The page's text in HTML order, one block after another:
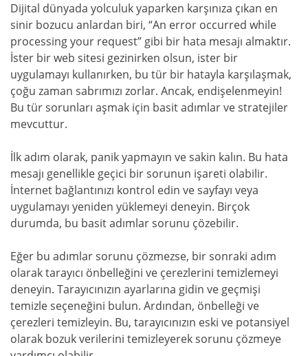
Dijital dünyada yolculuk yaparken karşınıza çıkan en
sinir bozucu anlardan biri, “An error occurred while
processing your request” gibi bir hata mesajı almaktır.
İster bir web sitesi gezinirken olsun, ister bir
uygulamayı kullanırken, bu tür bir hatayla karşılaşmak,
çoğu zaman sabrımızı zorlar. Ancak, endişelenmeyin!
Bu tür sorunları aşmak için basit adımlar ve stratejiler
mevcuttur.
İlk adım olarak, panik yapmayın ve sakin kalın. Bu hata
mesajı genellikle geçici bir sorunun işareti olabilir.
İnternet bağlantınızı kontrol edin ve sayfayı veya
uygulamayı yeniden yüklemeyi deneyin. Birçok
durumda, bu basit adımlar sorunu çözebilir.
Eğer bu adımlar sorunu çözmezse, bir sonraki adım
olarak tarayıcı önbelleğini ve çerezlerini temizlemeyi
deneyin. Tarayıcınızın ayarlarına gidin ve geçmişi
temizle seçeneğini bulun. Ardından, önbelleği ve
çerezleri temizleyin. Bu, tarayıcınızın eski ve potansiyel
olarak bozuk verilerini temizleyerek sorunu çözmeye